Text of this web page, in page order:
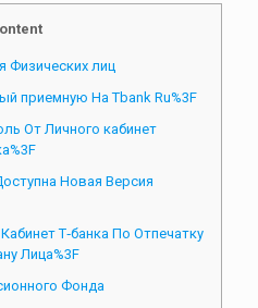
лиц
приемную На Tbank Ru%3F
От Личного кабинет
Новая Версия
Т‑банка По Отпечатку
Лица%3F
Фонда